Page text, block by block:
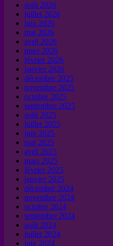
août 2026
juillet 2026
juin 2026
mai 2026
avril 2026
mars 2026
février 2026
janvier 2026
décembre 2025
novembre 2025
octobre 2025
septembre 2025
août 2025
juillet 2025
juin 2025
mai 2025
avril 2025
mars 2025
février 2025
janvier 2025
décembre 2024
novembre 2024
octobre 2024
septembre 2024
août 2024
juillet 2024
juin 2024